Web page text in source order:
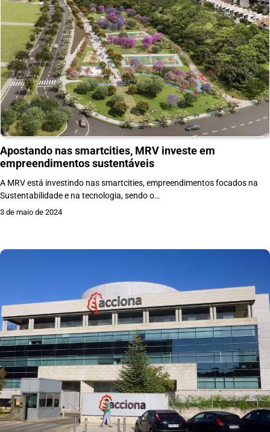
Apostando nas smartcities, MRV investe em
empreendimentos sustentáveis
A MRV está investindo nas smartcities, empreendimentos focados na
Sustentabilidade e na tecnologia, sendo o…
3 de maio de 2024